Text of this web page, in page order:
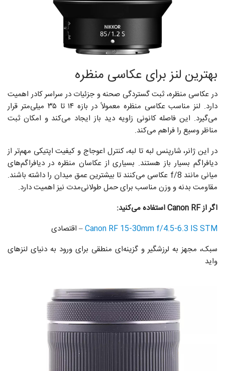
بهترین لنز برای عکاسی منظره
در عکاسی منظره، ثبت گستردگی صحنه و جزئیات در سراسر کادر اهمیت
دارد. لنز مناسب عکاسی منظره معمولاً در بازه ۱۴ تا ۳۵ میلی‌متر قرار
می‌گیرد. این فاصله کانونی زاویه دید باز ایجاد می‌کند و امکان ثبت
مناظر وسیع را فراهم می‌کند.
در این ژانر، شارپنس لبه تا لبه، کنترل اعوجاج و کیفیت اپتیکی مهم‌تر از
دیافراگم بسیار باز هستند. بسیاری از عکاسان منظره در دیافراگم‌های
میانی مانند f/8 عکاسی می‌کنند تا بیشترین عمق میدان را داشته باشند.
مقاومت بدنه و وزن مناسب برای حمل طولانی‌مدت نیز اهمیت دارد.
اگر از Canon RF استفاده می‌کنید:
Canon RF 15-30mm f/4.5-6.3 IS STM– اقتصادی
سبک، مجهز به لرزشگیر و گزینه‌ای منطقی برای ورود به دنیای لنزهای
واید